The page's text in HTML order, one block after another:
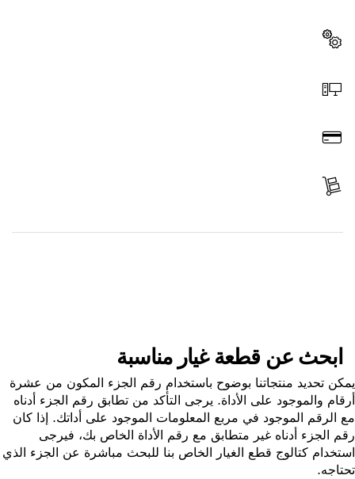
ابحث عن قطعة غيار مناسبة
تحديد منتجاتنا بوضوح باستخدام رقم الجزء المكون من عشرة
والموجود على الأداة. يرجى التأكد من تطابق رقم الجزء أدناه
الرقم الموجود في مربع المعلومات الموجود على أداتك. إذا كان
الجزء أدناه غير متطابق مع رقم الأداة الخاص بك، فيرجى
كتالوج قطع الغيار الخاص بنا للبحث مباشرة عن الجزء الذي